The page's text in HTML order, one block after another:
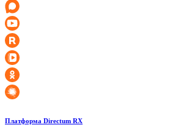
Платформа Directum RX